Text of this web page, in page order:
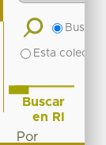
Buscar
Esta
Buscar
en RI
Por